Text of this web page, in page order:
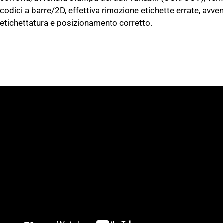
codici a barre/2D, effettiva rimozione etichette errate,
etichettatura e posizionamento corretto.